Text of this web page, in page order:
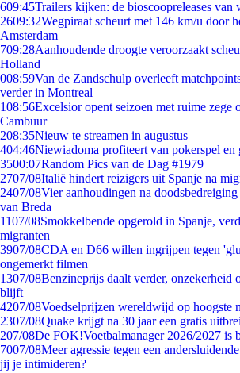
609:45Trailers kijken: de bioscoopreleases van
2609:32Wegpiraat scheurt met 146 km/u door
Amsterdam
709:28Aanhoudende droogte veroorzaakt
Holland
008:59Van de Zandschulp overleeft
verder in Montreal
108:56Excelsior opent seizoen met ruime zege
Cambuur
208:35Nieuw te streamen in augustus
404:46Niewiadoma profiteert van pokerspel
3500:07Random Pics van de Dag #1979
2707/08Italië hindert reizigers uit Spanje na
2407/08Vier aanhoudingen na
van Breda
1107/08Smokkelbende opgerold in Spanje,
migranten
3907/08CDA en D66 willen ingrijpen tegen
ongemerkt filmen
1307/08Benzineprijs daalt verder, onzekerheid
blijft
4207/08Voedselprijzen wereldwijd op hoogste
2307/08Quake krijgt na 30 jaar een gratis
207/08De FOK!Voetbalmanager 2026/2027 is
7007/08Meer agressie tegen een
jij je intimideren?